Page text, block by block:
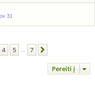
31
74 5 7
Pereiti į